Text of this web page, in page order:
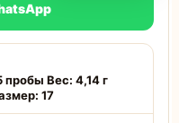
Вес: 4,14 г
17